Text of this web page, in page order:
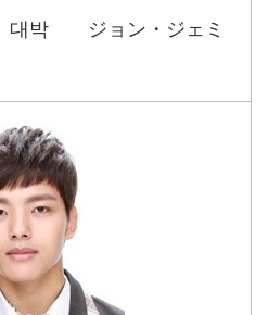
대박
ジョン・ジェミ